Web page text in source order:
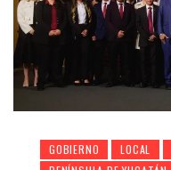
GOBIERNO LOCAL